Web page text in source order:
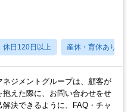
休日120日以上 産休・育休あり
ネジメントグループは、顧客が
抱えた際に、お問い合わせをせ
解決できるように、FAQ・チャ